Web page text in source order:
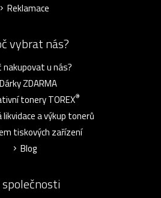
Reklamace
vybrat nás?
nakupovat u nás?
Dárky ZDARMA
tonery TOREX®
likvidace a výkup tonerů
tiskových zařízení
Blog
společnosti